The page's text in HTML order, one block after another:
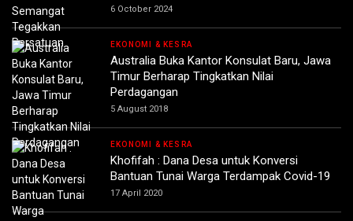
6 October 2024
EKONOMI & KESRA
Australia Buka Kantor Konsulat Baru, Jawa
Timur Berharap Tingkatkan Nilai
Perdagangan
5 August 2018
EKONOMI & KESRA
Khofifah : Dana Desa untuk Konversi
Bantuan Tunai Warga Terdampak Covid-19
17 April 2020